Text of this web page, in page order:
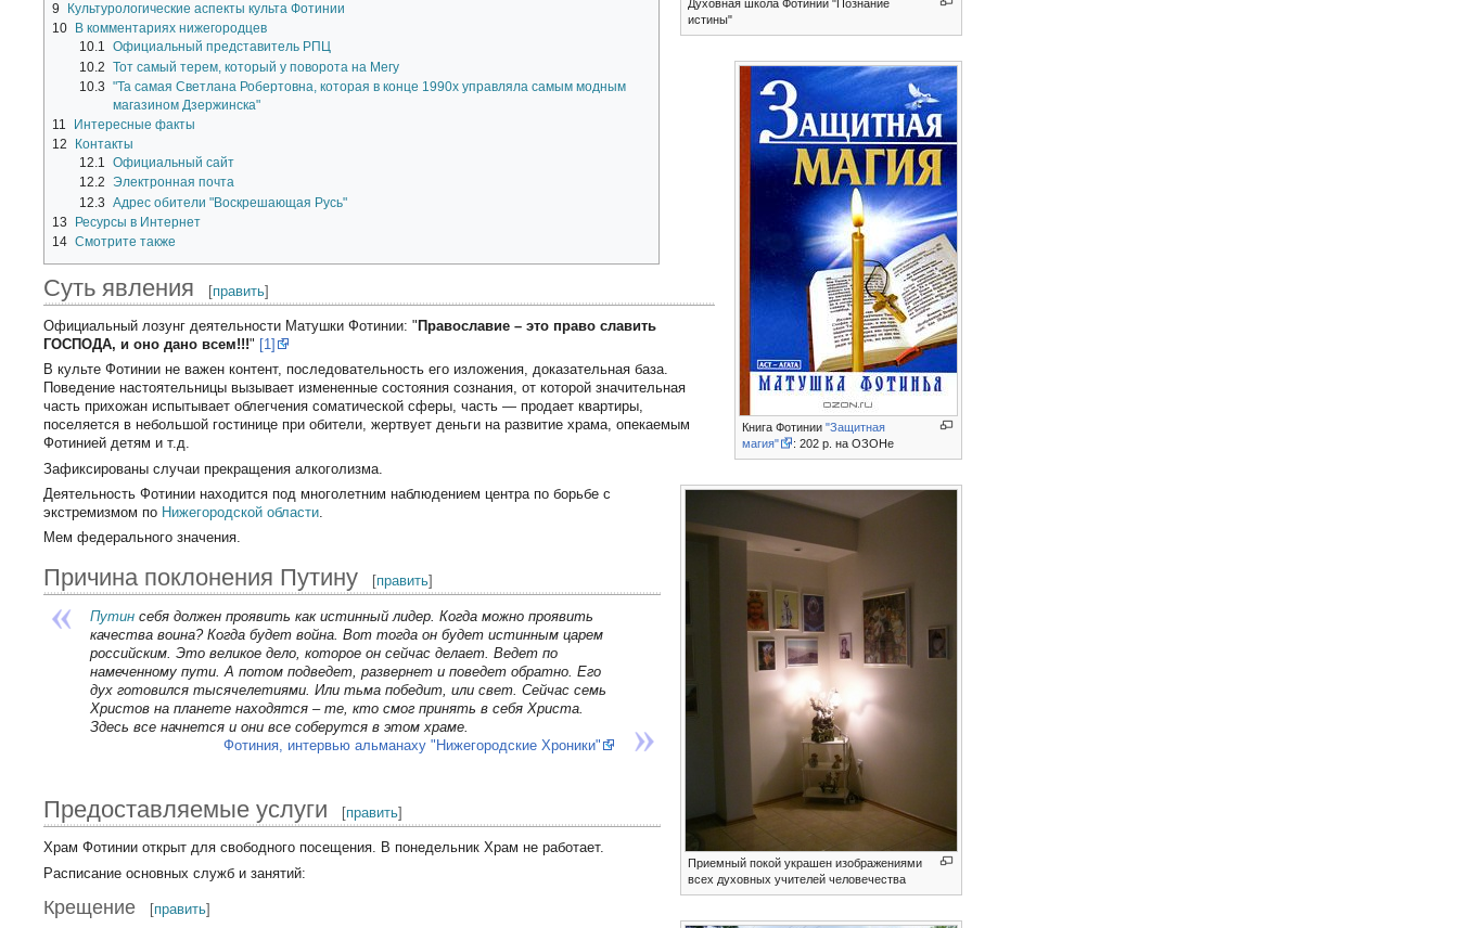
Духовная школа Фотинии "Познание
истины"
Книга Фотинии"Защитная
магия"
: 202 р. на ОЗОНе
Приемный покой украшен изображениями
всех духовных учителей человечества
9
Культурологические аспекты культа Фотинии
10
В комментариях нижегородцев
10.1 Официальный представитель РПЦ
10.2 Тот самый терем, который у поворота на Мегу
10.3 "Та самая Светлана Робертовна, которая в конце 1990х управляла самым модным
магазином Дзержинска"
11
Интересные факты
12
Контакты
12.1 Официальный сайт
12.2 Электронная почта
12.3 Адрес обители "Воскрешающая Русь"
13
Ресурсы в Интернет
14 Смотрите также
Суть явления [править]
Официальный лозунг деятельности Матушки Фотинии: " Православие – это право славить
ГОСПОДА, и оно дано всем!!!" [1]
В культе Фотинии не важен контент, последовательность его изложения, доказательная база.
Поведение настоятельницы вызывает измененные состояния сознания, от которой значительная
часть прихожан испытывает облегчения соматической сферы, часть — продает квартиры,
поселяется в небольшой гостинице при обители, жертвует деньги на развитие храма, опекаемым
Фотинией детям и т.д.
Зафиксированы случаи прекращения алкоголизма.
Деятельность Фотинии находится под многолетним наблюдением центра по борьбе с
экстремизмом по Нижегородской области.
Мем федерального значения.
Причина поклонения Путину [править]
Путинсебя должен проявить как истинный лидер. Когда можно проявить
качества воина? Когда будет война. Вот тогда он будет истинным царем
российским. Это великое дело, которое он сейчас делает. Ведет по
намеченному пути. А потом подведет, развернет и поведет обратно. Его
дух готовился тысячелетиями. Или тьма победит, или свет. Сейчас семь
Христов на планете находятся – те, кто смог принять в себя Христа.
Здесь все начнется и они все соберутся в этом храме.
Фотиния, интервью альманаху "Нижегородские Хроники"
Предоставляемые услуги [править]
Храм Фотинии открыт для свободного посещения. В понедельник Храм не работает.
Расписание основных служб и занятий:
Крещение [править]